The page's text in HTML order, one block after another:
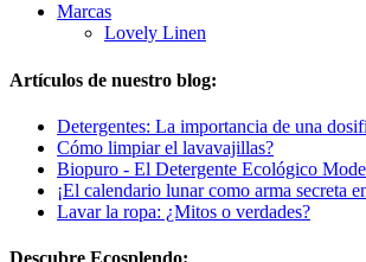
Marcas
Lovely Linen
Artículos de nuestro blog:
Detergentes: La importancia de una
Cómo limpiar el lavavajillas?
Biopuro - El Detergente Ecológico
¡El calendario lunar como arma secreta
Lavar la ropa: ¿Mitos o verdades?